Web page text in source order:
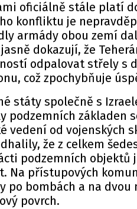
oficiálně stále platí
konfliktu je
armády obou zemí
dokazují, že
odpalovat střely s
což zpochybňuje
státy společně s
podzemních základen
vedení od vojenských
že z celkem
podzemních objektů
Na přístupových
po bombách a na
povrch.